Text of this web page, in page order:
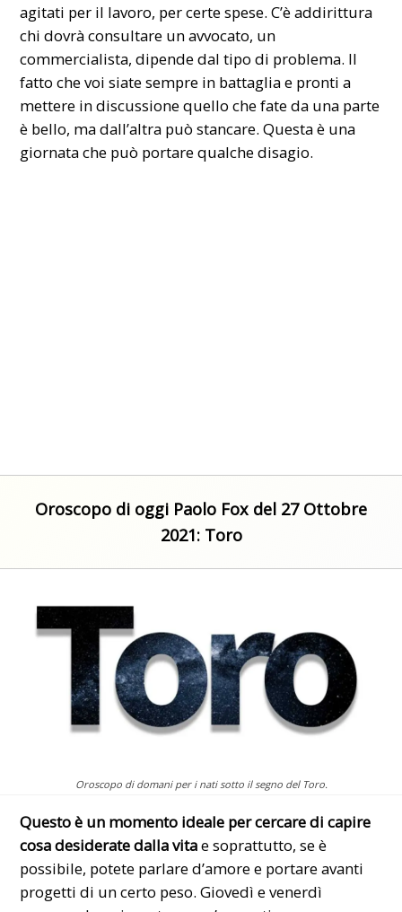
agitati per il lavoro, per certe spese. C’è addirittura
chi dovrà consultare un avvocato, un
commercialista, dipende dal tipo di problema. Il
fatto che voi siate sempre in battaglia e pronti a
mettere in discussione quello che fate da una parte
è bello, ma dall’altra può stancare. Questa è una
giornata che può portare qualche disagio.
Oroscopo di oggi Paolo Fox del 27 Ottobre
2021: Toro
Oroscopo di domani per i nati sotto il segno del Toro.
Questo è un momento ideale per cercare di capire
cosa desiderate dalla vitae soprattutto, se è
possibile, potete parlare d’amore e portare avanti
progetti di un certo peso. Giovedì e venerdì